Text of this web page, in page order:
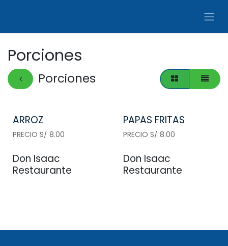
Porciones
Porciones
ARROZ
PRECIO S/ 8.00
Don Isaac
Restaurante
PAPAS FRITAS
PRECIO S/ 8.00
Don Isaac
Restaurante